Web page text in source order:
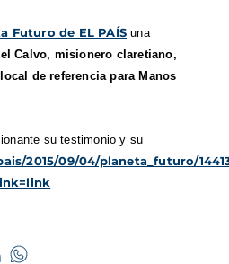
Futuro de EL PAÍS una
Calvo, misionero claretiano,
de referencia para Manos
su testimonio y su
2015/09/04/planeta_futuro/